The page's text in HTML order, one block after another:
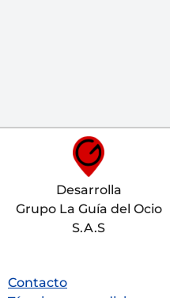
Desarrolla
Grupo La Guía del Ocio
S.A.S
Contacto